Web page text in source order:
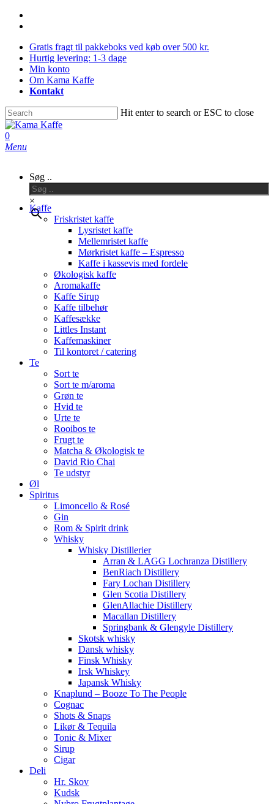
Skip
contentGratis fragt til pakkeboks ved køb over 500 kr.
Hurtig levering: 1-3 dage
Min konto
Om Kama Kaffe
Kontakt
Hit enter to search or ESC to close
Close
Search
0
Menu
Søg ..
×
Kaffe
Friskristet kaffe
Lysristet kaffe
Mellemristet kaffe
Mørkristet kaffe – Espresso
Kaffe i kassevis med fordele
Økologisk kaffe
Aromakaffe
Kaffe Sirup
Kaffe tilbehør
Kaffesække
Littles Instant
Kaffemaskiner
Til kontoret / catering
Te
Sort te
Sort te m/aroma
Grøn te
Hvid te
Urte te
Rooibos te
Frugt te
Matcha & Økologisk te
David Rio Chai
Te udstyr
Øl
Spiritus
Limoncello & Rosé
Gin
Rom & Spirit drink
Whisky
Whisky Distillerier
Arran & LAGG Lochranza Distillery
BenRiach Distillery
Fary Lochan Distillery
Glen Scotia Distillery
GlenAllachie Distillery
Macallan Distillery
Springbank & Glengyle Distillery
Skotsk whisky
Dansk whisky
Finsk Whisky
Irsk Whiskey
Japansk Whisky
Knaplund – Booze To The People
Cognac
Shots & Snaps
Likør & Tequila
Tonic & Mixer
Sirup
Cigar
Deli
Hr. Skov
Kudsk